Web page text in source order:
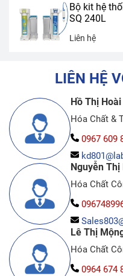
Bộ kit hệ
SQ 240L
Liên hệ
LIÊN HỆ
Hồ Thị
Hóa Chất &
0967 609
Nguyễn Thị
Hóa Chất
Lê Thị
Hóa Chất
0964 674